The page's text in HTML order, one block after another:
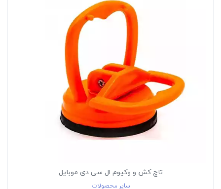
تاچ کش و وکیوم ال سی دی موبایل
سایر محصولات